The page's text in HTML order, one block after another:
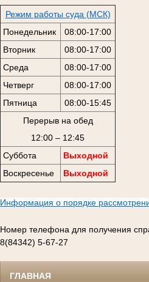
Режим работы суда (МСК)
Понедельник
08:00-17:00
Вторник
08:00-17:00
Среда
08:00-17:00
Четверг
08:00-17:00
Пятница
08:00-15:45
Перерыв на обед
12:00 – 12:45
Суббота
Выходной
Воскресенье
Выходной
Информация о порядке
Номер телефона для получения
8(84342) 5-67-27
ГЛАВНАЯ